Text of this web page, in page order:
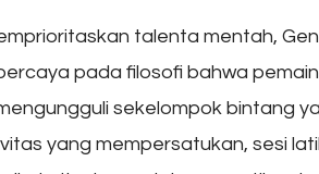
talenta mentah,
pada filosofi bahwa
sekelompok bintang
yang mempersatukan, sesi